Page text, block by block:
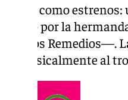
como
por la
de los Remedios—.
musicalmente al